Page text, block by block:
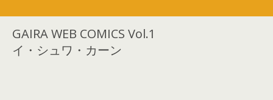
GAIRA WEB COMICS Vol.1
イ・シュワ・カーン